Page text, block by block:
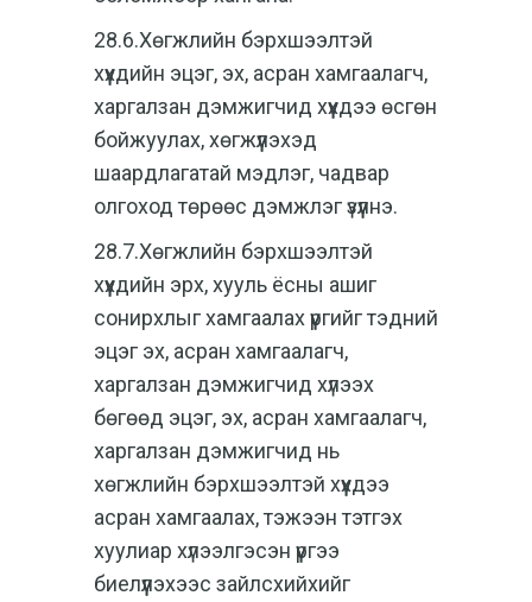
28.6.Хөгжлийн бэрхшээлтэй
хүүхдийн эцэг, эх, асран хамгаалагч,
харгалзан дэмжигчид хүүхдээ өсгөн
бойжуулах, хөгжүүлэхэд
шаардлагатай мэдлэг, чадвар
олгоход төрөөс дэмжлэг үзүүлнэ.
28.7.Хөгжлийн бэрхшээлтэй
хүүхдийн эрх, хууль ёсны ашиг
сонирхлыг хамгаалах үүргийг тэдний
эцэг эх, асран хамгаалагч,
харгалзан дэмжигчид хүлээх
бөгөөд эцэг, эх, асран хамгаалагч,
харгалзан дэмжигчид нь
хөгжлийн бэрхшээлтэй хүүхдээ
асран хамгаалах, тэжээн тэтгэх
хуулиар хүлээлгэсэн үүргээ
биелүүлэхээс зайлсхийхийг